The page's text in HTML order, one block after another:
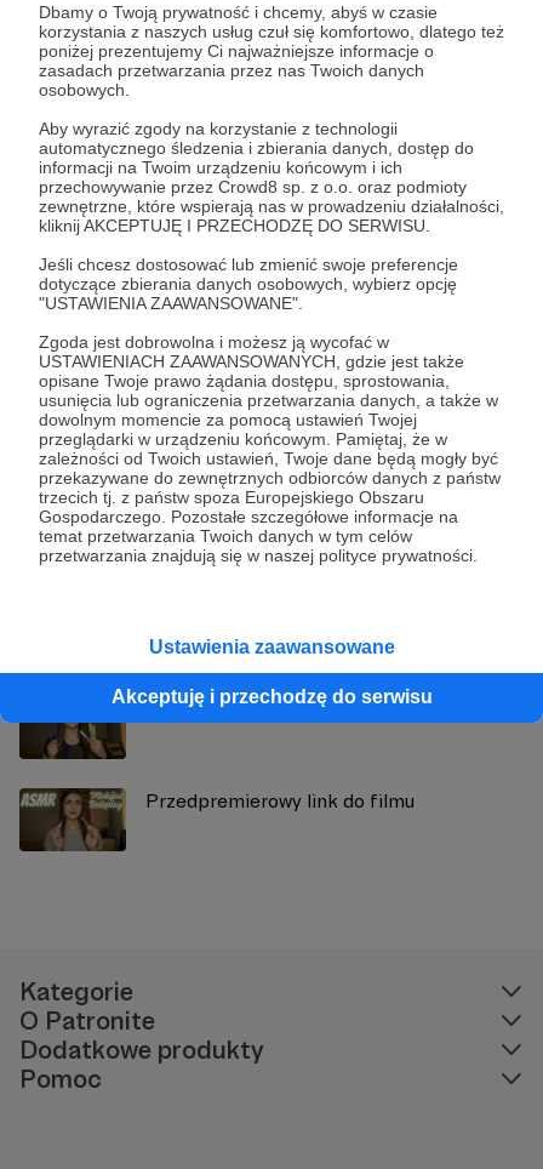
Dbamy o Twoją prywatność i chcemy, abyś w czasie
korzystania z naszych usług czuł się komfortowo, dlatego też
poniżej prezentujemy Ci najważniejsze informacje o
zasadach przetwarzania przez nas Twoich danych
osobowych.
Aby wyrazić zgody na korzystanie z technologii
automatycznego śledzenia i zbierania danych, dostęp do
informacji na Twoim urządzeniu końcowym i ich
przechowywanie przez Crowd8 sp. z o.o. oraz podmioty
zewnętrzne, które wspierają nas w prowadzeniu działalności,
kliknij AKCEPTUJĘ I PRZECHODZĘ DO SERWISU.
Jeśli chcesz dostosować lub zmienić swoje preferencje
dotyczące zbierania danych osobowych, wybierz opcję
"USTAWIENIA ZAAWANSOWANE".
Zgoda jest dobrowolna i możesz ją wycofać w
USTAWIENIACH ZAAWANSOWANYCH, gdzie jest także
opisane Twoje prawo żądania dostępu, sprostowania,
usunięcia lub ograniczenia przetwarzania danych, a także w
dowolnym momencie za pomocą ustawień Twojej
przeglądarki w urządzeniu końcowym. Pamiętaj, że w
zależności od Twoich ustawień, Twoje dane będą mogły być
przekazywane do zewnętrznych odbiorców danych z państw
trzecich tj. z państw spoza Europejskiego Obszaru
Gospodarczego. Pozostałe szczegółowe informacje na
temat przetwarzania Twoich danych w tym celów
przetwarzania znajdują się w naszej polityce prywatności.
Ustawienia zaawansowane
Akceptuję i przechodzę do serwisu
Zostań Patronem
Zaloguj się
Udostępnij
Lala ASMR
Zobacz profil autora
Zobacz również
Przedpremierowy link do filmu
Przedpremierowy link do filmu
Kategorie
O Patronite
Dodatkowe produkty
Pomoc